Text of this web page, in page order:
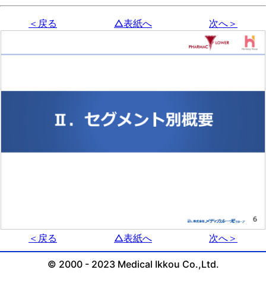
＜戻る △表紙へ 次へ＞
＜戻る △表紙へ 次へ＞
© 2000 - 2023 Medical Ikkou Co.,Ltd.